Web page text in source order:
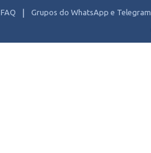
FAQ Grupos do WhatsApp e Telegram